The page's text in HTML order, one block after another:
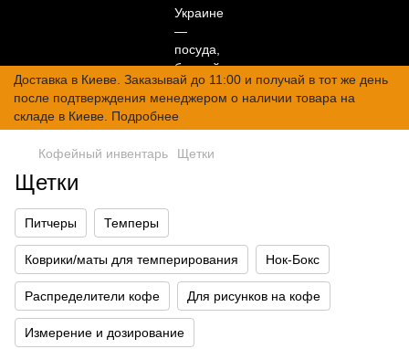
Доставка в Киеве. Заказывай до 11:00 и получай в тот же день
после подтверждения менеджером о наличии товара на
складе в Киеве. Подробнее
Кофейный инвентарь Щетки
Щетки
Питчеры Темперы
Коврики/маты для темперирования Нок-Бокс
Распределители кофе Для рисунков на кофе
Измерение и дозирование